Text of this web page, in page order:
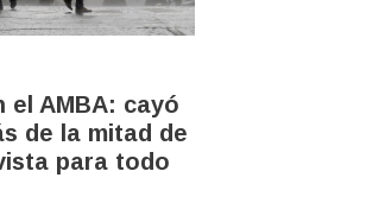
el AMBA: cayó
de la mitad de
para todo